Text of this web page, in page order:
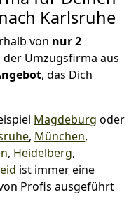
Karlsruhe
von nur 2
Umzugsfirma aus
, das Dich
Magdeburg oder
, München,
, Heidelberg,
ist immer eine
Profis ausgeführt